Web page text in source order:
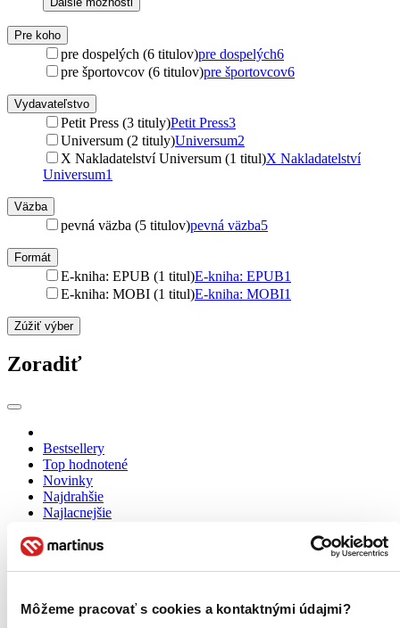
Môžeme pracovať s cookies a kontaktnými údajmi?
Pre koho
pre dospelých (6 titulov)pre dospelých6
pre športovcov (6 titulov)pre športovcov6
Vydavateľstvo
Petit Press (3 tituly)Petit Press3
Universum (2 tituly)Universum2
X Nakladatelství Universum (1 titul)X Nakladatelství
Universum1
Väzba
pevná väzba (5 titulov)pevná väzba5
Formát
E-kniha: EPUB (1 titul)E-kniha: EPUB1
E-kniha: MOBI (1 titul)E-kniha: MOBI1
Zúžiť výber
Zoradiť
Bestsellery
Top hodnotené
Novinky
Najdrahšie
Najlacnejšie